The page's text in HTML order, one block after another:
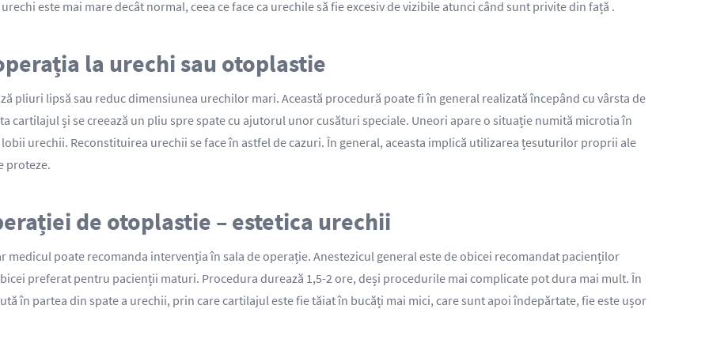
este mai mare decât normal, ceea ce face ca urechile să fie excesiv de vizibile atunci când sunt privite din față .
la urechi sau otoplastie
pliuri lipsă sau reduc dimensiunea urechilor mari. Această procedură poate fi în general realizată începând cu vârsta de
cartilajul și se creează un pliu spre spate cu ajutorul unor cusături speciale. Uneori apare o situație numită microtia în
urechii. Reconstituirea urechii se face în astfel de cazuri. În general, aceasta implică utilizarea țesuturilor proprii ale
proteze.
de otoplastie – estetica urechii
poate recomanda intervenția în sala de operație. Anestezicul general este de obicei recomandat pacienților
preferat pentru pacienții maturi. Procedura durează 1,5-2 ore, deși procedurile mai complicate pot dura mai mult. În
în partea din spate a urechii, prin care cartilajul este fie tăiat în bucăți mai mici, care sunt apoi îndepărtate, fie este ușor